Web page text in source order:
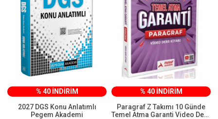
% 40 İNDİRİM
2027 DGS Konu Anlatımlı
Pegem Akademi
% 40 İNDİRİM
Paragraf Z Takımı 10 Günde
Temel Atma Garanti Video Ders